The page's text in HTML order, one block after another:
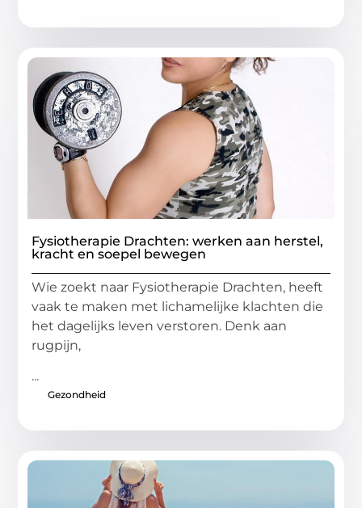
Fysiotherapie Drachten: werken aan herstel,
kracht en soepel bewegen
Wie zoekt naar Fysiotherapie Drachten, heeft
vaak te maken met lichamelijke klachten die
het dagelijks leven verstoren. Denk aan
rugpijn,
...
Gezondheid